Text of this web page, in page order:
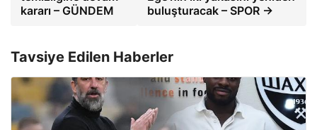
kararı – GÜNDEM
buluşturacak – SPOR →
Tavsiye Edilen Haberler